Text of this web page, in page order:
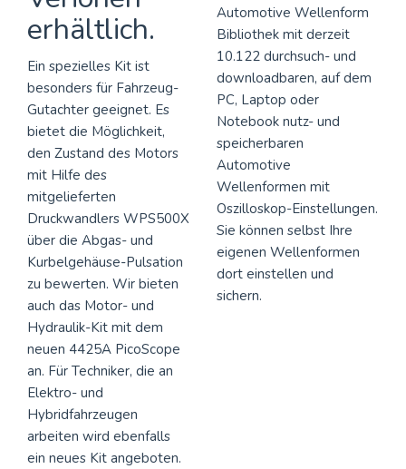
erhältlich.
Ein spezielles Kit ist
besonders für Fahrzeug-
Gutachter geeignet. Es
bietet die Möglichkeit,
den Zustand des Motors
mit Hilfe des
mitgelieferten
Druckwandlers WPS500X
über die Abgas- und
Kurbelgehäuse-Pulsation
zu bewerten. Wir bieten
auch das Motor- und
Hydraulik-Kit mit dem
neuen 4425A PicoScope
an. Für Techniker, die an
Elektro- und
Hybridfahrzeugen
arbeiten wird ebenfalls
ein neues Kit angeboten.
Automotive Wellenform
Bibliothek mit derzeit
10.122 durchsuch- und
downloadbaren, auf dem
PC, Laptop oder
Notebook nutz- und
speicherbaren
Automotive
Wellenformen mit
Oszilloskop-Einstellungen.
Sie können selbst Ihre
eigenen Wellenformen
dort einstellen und
sichern.